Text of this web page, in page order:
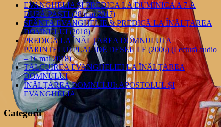
EVANGHELIA ȘI PREDICA LA DUMINICA A 7-A
DUPĂ PAȘTI (28 mai 2017)
SFÂNTA EVANGHELIE & PREDICĂ LA ÎNĂLŢAREA
DOMNULUI (2018)
PREDICĂ LA ÎNĂLŢAREA DOMNULUI A
PĂRINTELUI PLACIDE DESEILLE (2006) (Lectură audio
– 16 mai 2018)
TÂLCUIREA EVANGHELIEI LA ÎNĂLŢAREA
DOMNULUI
ÎNĂLŢAREA DOMNULUI: APOSTOLUL ȘI
EVANGHELIA
Categorii